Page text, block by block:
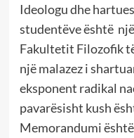
Ideologu dhe
studentëve është
Fakultetit Filozofik
një malazez i
eksponent radikal
pavarësisht kush
Memorandumi